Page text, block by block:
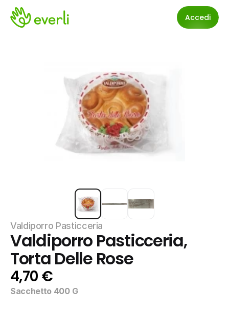
Accedi
Valdiporro Pasticceria
Valdiporro Pasticceria,
Torta Delle Rose
4,70 €
Sacchetto 400 G